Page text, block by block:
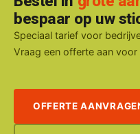
bespaar op uw
Speciaal tarief voor
Vraag een offerte aan
OFFERTE